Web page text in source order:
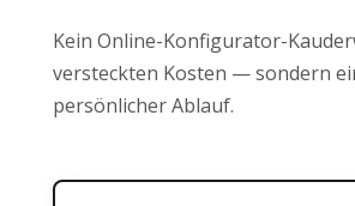
Kein Online-Konfigurator-
versteckten Kosten — sondern
persönlicher Ablauf.